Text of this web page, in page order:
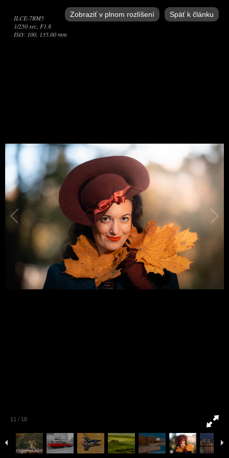
11 / 18
Zobraziť v plnom rozlíšení Späť k článku
ILCE-7RM5
1/250 sec, F1.8
ISO: 100, 135.00 mm